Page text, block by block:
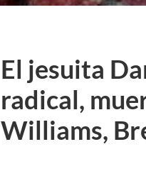
El jesuita
radical,
Williams,